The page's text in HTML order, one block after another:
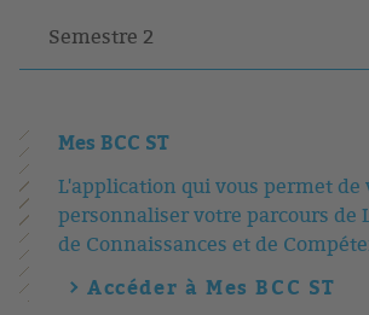
Semestre 2
Mes BCC ST
L'application qui vous permet de
personnaliser votre parcours de
de Connaissances et de
Accéder à Mes BCC ST